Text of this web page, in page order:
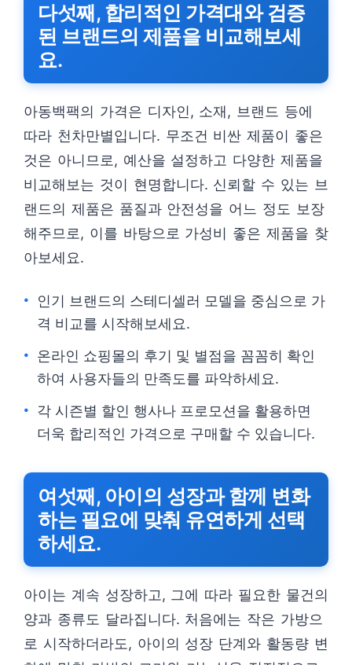
다섯째, 합리적인 가격대와 검증
된 브랜드의 제품을 비교해보세
요.
아동백팩의 가격은 디자인, 소재, 브랜드 등에
따라 천차만별입니다. 무조건 비싼 제품이 좋은
것은 아니므로, 예산을 설정하고 다양한 제품을
비교해보는 것이 현명합니다. 신뢰할 수 있는 브
랜드의 제품은 품질과 안전성을 어느 정도 보장
해주므로, 이를 바탕으로 가성비 좋은 제품을 찾
아보세요.
인기 브랜드의 스테디셀러 모델을 중심으로 가
격 비교를 시작해보세요.
온라인 쇼핑몰의 후기 및 별점을 꼼꼼히 확인
하여 사용자들의 만족도를 파악하세요.
각 시즌별 할인 행사나 프로모션을 활용하면
더욱 합리적인 가격으로 구매할 수 있습니다.
여섯째, 아이의 성장과 함께 변화
하는 필요에 맞춰 유연하게 선택
하세요.
아이는 계속 성장하고, 그에 따라 필요한 물건의
양과 종류도 달라집니다. 처음에는 작은 가방으
로 시작하더라도, 아이의 성장 단계와 활동량 변